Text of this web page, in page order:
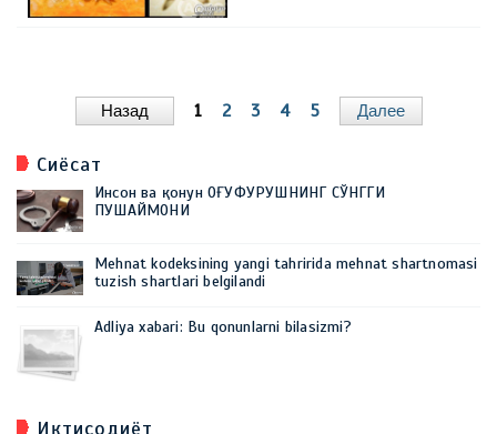
Назад 1 2 3 4 5 Далее
Сиёсат
Инсон ва қонун ОҒУФУРУШНИНГ СЎНГГИ
ПУШАЙМОНИ
Mehnat kodeksining yangi tahririda mehnat shartnomasi
tuzish shartlari belgilandi
Adliya xabari: Bu qonunlarni bilasizmi?
Иқтисодиёт